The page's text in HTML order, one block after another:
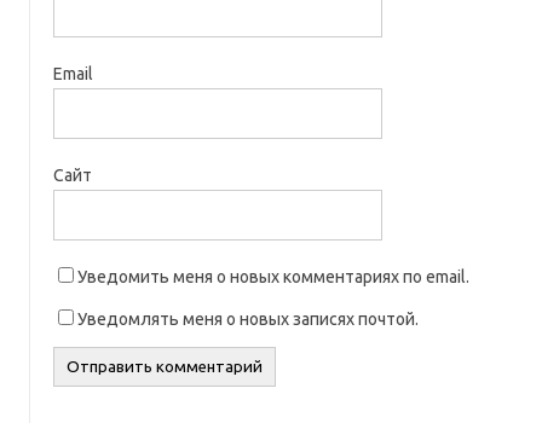
Email
Сайт
Уведомить меня о новых комментариях по email.
Уведомлять меня о новых записях почтой.